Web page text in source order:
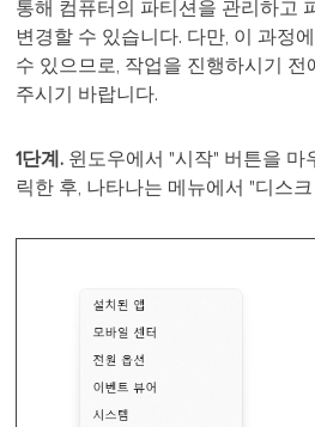
통해 컴퓨터의 파티션을 관리하고
변경할 수 있습니다. 다만, 이 과정
수 있으므로, 작업을 진행하시기 전
주시기 바랍니다.
1단계. 윈도우에서 "시작" 버튼을 마
릭한 후, 나타나는 메뉴에서 "디스